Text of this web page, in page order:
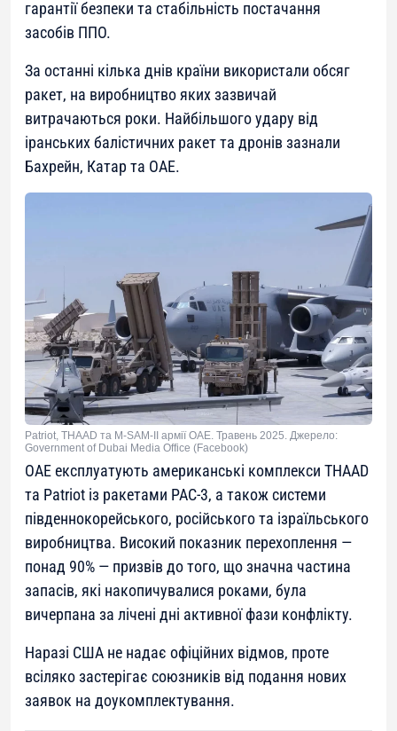
гарантії безпеки та стабільність постачання
засобів ППО.
За останні кілька днів країни використали обсяг
ракет, на виробництво яких зазвичай
витрачаються роки. Найбільшого удару від
іранських балістичних ракет та дронів зазнали
Бахрейн, Катар та ОАЕ.
Patriot, THAAD та M-SAM-II армії ОАЕ. Травень 2025. Джерело:
Government of Dubai Media Office (Facebook)
ОАЕ експлуатують американські комплекси THAAD
та Patriot із ракетами PAC-3, а також системи
південнокорейського, російського та ізраїльського
виробництва. Високий показник перехоплення —
понад 90% — призвів до того, що значна частина
запасів, які накопичувалися роками, була
вичерпана за лічені дні активної фази конфлікту.
Наразі США не надає офіційних відмов, проте
всіляко застерігає союзників від подання нових
заявок на доукомплектування.